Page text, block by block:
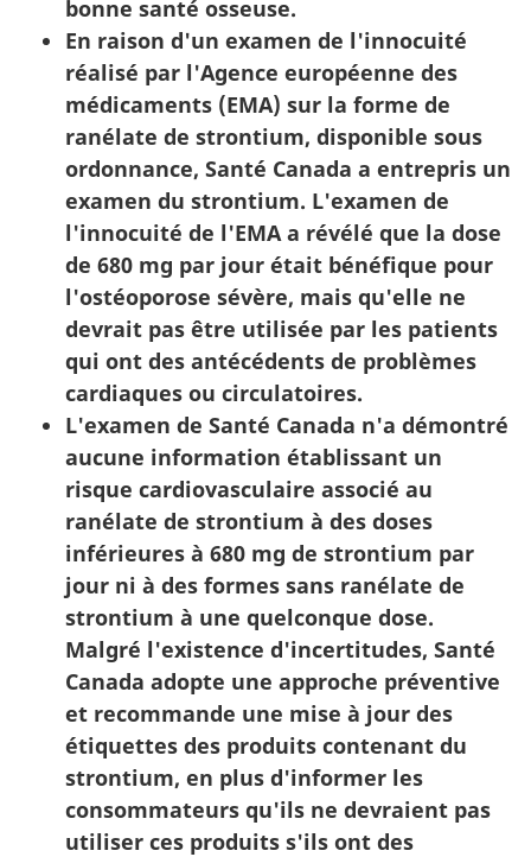
bonne santé osseuse.
En raison d'un examen de l'innocuité
réalisé par l'Agence européenne des
médicaments (EMA) sur la forme de
ranélate de strontium, disponible sous
ordonnance, Santé Canada a entrepris un
examen du strontium. L'examen de
l'innocuité de l'EMA a révélé que la dose
de 680 mg par jour était bénéfique pour
l'ostéoporose sévère, mais qu'elle ne
devrait pas être utilisée par les patients
qui ont des antécédents de problèmes
cardiaques ou circulatoires.
L'examen de Santé Canada n'a démontré
aucune information établissant un
risque cardiovasculaire associé au
ranélate de strontium à des doses
inférieures à 680 mg de strontium par
jour ni à des formes sans ranélate de
strontium à une quelconque dose.
Malgré l'existence d'incertitudes, Santé
Canada adopte une approche préventive
et recommande une mise à jour des
étiquettes des produits contenant du
strontium, en plus d'informer les
consommateurs qu'ils ne devraient pas
utiliser ces produits s'ils ont des